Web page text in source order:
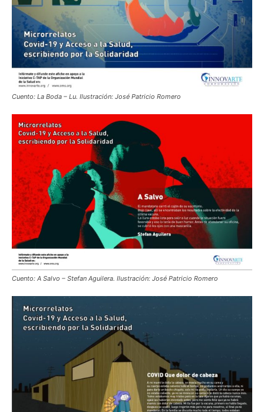
Cuento: La Boda – Lu. Ilustración: José Patricio Romero
Cuento: A Salvo – Stefan Aguilera. Ilustración: José Patricio Romero